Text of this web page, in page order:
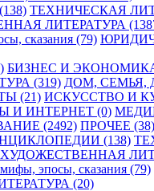
ТЕХНИЧЕСКАЯ
ЛИТЕРАТУРА
сказания (79)
БИЗНЕС И
(319) ДОМ, СЕМЬЯ,
(21) ИСКУССТВО И
И ИНТЕРНЕТ (0)
(2492) ПРОЧЕЕ (38)
(138)
ХУДОЖЕСТВЕННАЯ
эпосы, сказания (79)
(20)